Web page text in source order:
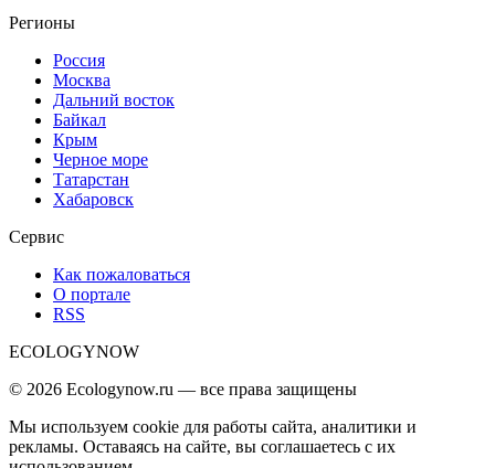
Регионы
Россия
Москва
Дальний восток
Байкал
Крым
Черное море
Татарстан
Хабаровск
Сервис
Как пожаловаться
О портале
RSS
ECOLOGYNOW
© 2026 Ecologynow.ru — все права защищены
Мы используем cookie для работы сайта, аналитики и
рекламы. Оставаясь на сайте, вы соглашаетесь с их